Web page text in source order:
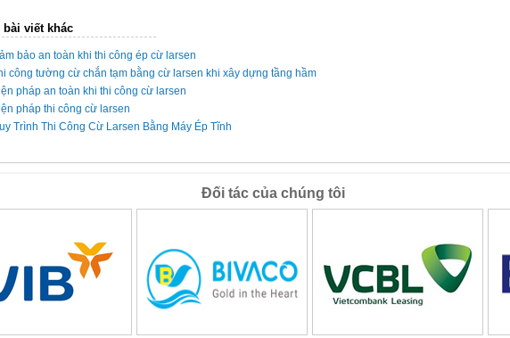
bài viết khác
bảo an toàn khi thi công ép cừ larsen
công tường cừ chắn tạm bằng cừ larsen khi xây dựng tầng hầm
pháp an toàn khi thi công cừ larsen
pháp thi công cừ larsen
Trình Thi Công Cừ Larsen Bằng Máy Ép Tĩnh
Đối tác của chúng tôi